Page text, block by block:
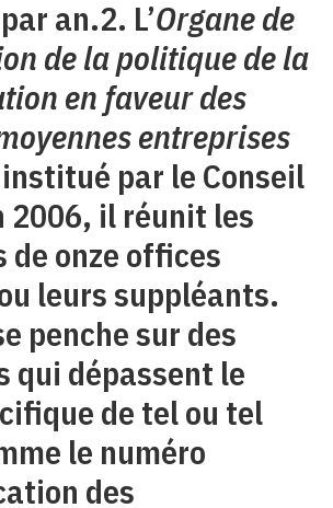
an.2. L’Organe de
de la politique de la
en faveur des
entreprises
institué par le Conseil
2006, il réunit les
onze offices
leurs suppléants.
penche sur des
qui dépassent le
de tel ou tel
le numéro
des